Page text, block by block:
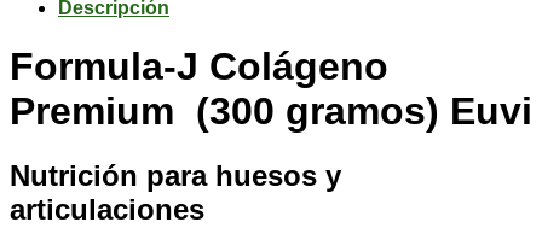
Descripción
Formula-J Colágeno
Premium (300 gramos) Euvi
Nutrición para huesos y
articulaciones